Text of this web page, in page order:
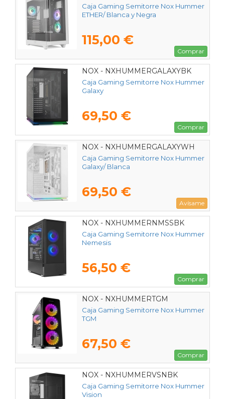
Caja Gaming Semitorre Nox Hummer
ETHER/ Blanca y Negra
115,00 €
Comprar
NOX - NXHUMMERGALAXYBK
Caja Gaming Semitorre Nox Hummer
Galaxy
69,50 €
Comprar
NOX - NXHUMMERGALAXYWH
Caja Gaming Semitorre Nox Hummer
Galaxy/ Blanca
69,50 €
Avísame
NOX - NXHUMMERNMSSBK
Caja Gaming Semitorre Nox Hummer
Nemesis
56,50 €
Comprar
NOX - NXHUMMERTGM
Caja Gaming Semitorre Nox Hummer
TGM
67,50 €
Comprar
NOX - NXHUMMERVSNBK
Caja Gaming Semitorre Nox Hummer
Vision